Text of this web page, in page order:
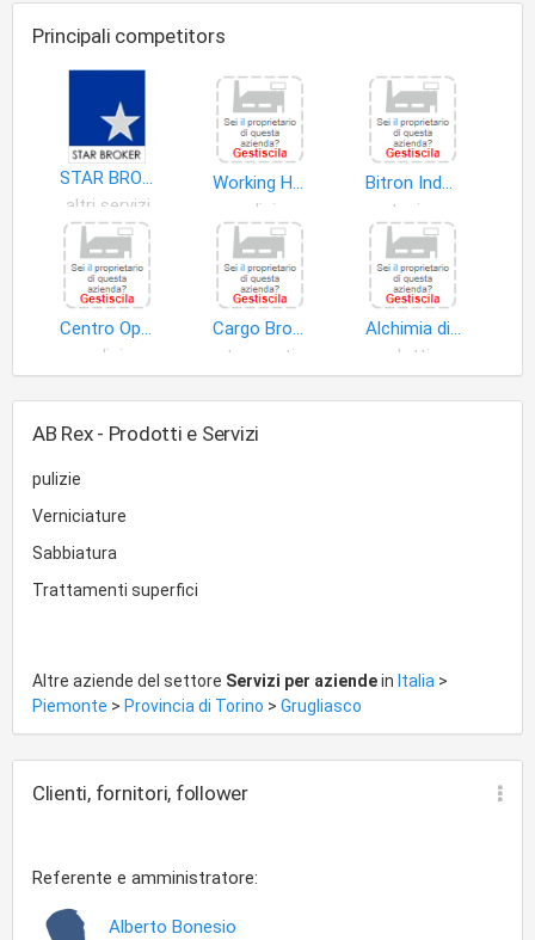
Principali competitors
STAR BROKER
altri servizi
Working House Soc.Coop
pulizia
Bitron Industrie S.p.A
Centro Operativo Emergenze Strada Ed Ambiente S.r.l
pulizia
Cargo Broker S.r.l. Unipersonale
trasporti
Alchimia di Leone Vincenzo
AB Rex - Prodotti e Servizi
pulizie
Verniciature
Sabbiatura
Trattamenti superfici
Altre aziende del settore Servizi per aziendein Italia >
Piemonte > Provincia di Torino > Grugliasco
Clienti, fornitori, follower
Referente e amministratore:
Alberto Bonesio